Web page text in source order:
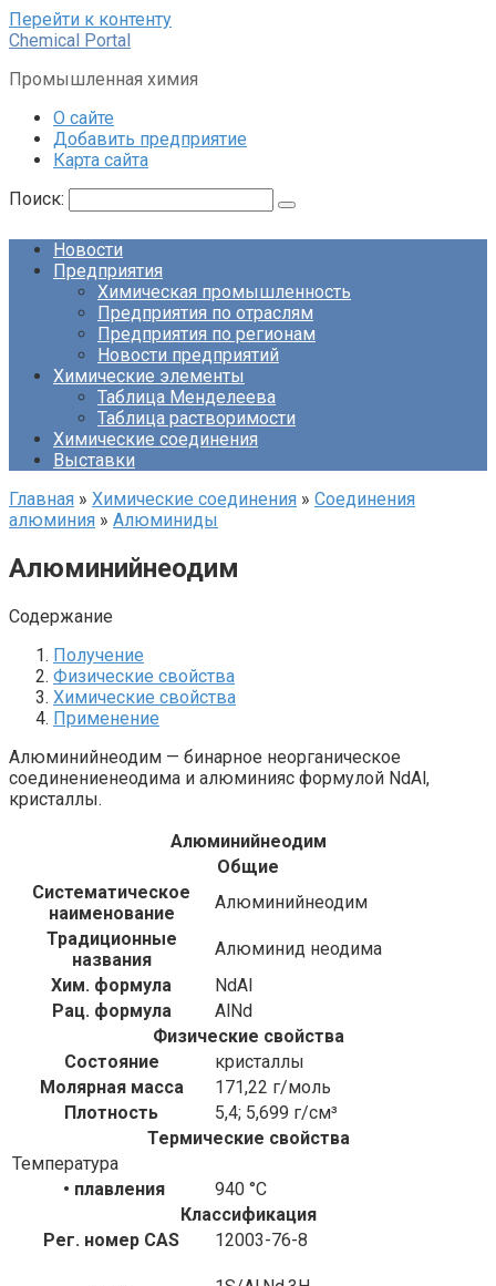
Перейти к контенту
Chemical Portal
Промышленная химия
О сайте
Добавить предприятие
Карта сайта
Поиск:
Новости
Предприятия
Химическая промышленность
Предприятия по отраслям
Предприятия по регионам
Новости предприятий
Химические элементы
Таблица Менделеева
Таблица растворимости
Химические соединения
Выставки
Главная » Химические соединения » Соединения
алюминия‎ » Алюминиды‎
Алюминийнеодим
Содержание
Получение
Физические свойства
Химические свойства
Применение
Алюминийнеодим — бинарное неорганическое
соединениенеодима и алюминияс формулой NdAl,
кристаллы.
Алюминийнеодим
Общие
Систематическое
наименование
Алюминийнеодим
Традиционные
названия
Алюминид неодима
Хим. формула
NdAl
Рац. формула
AlNd
Физические свойства
Состояние
кристаллы
Молярная масса
171,22 г/моль
Плотность
5,4; 5,699 г/см³
Термические свойства
Температура
• плавления
940 °C
Классификация
Рег. номер CAS
12003-76-8